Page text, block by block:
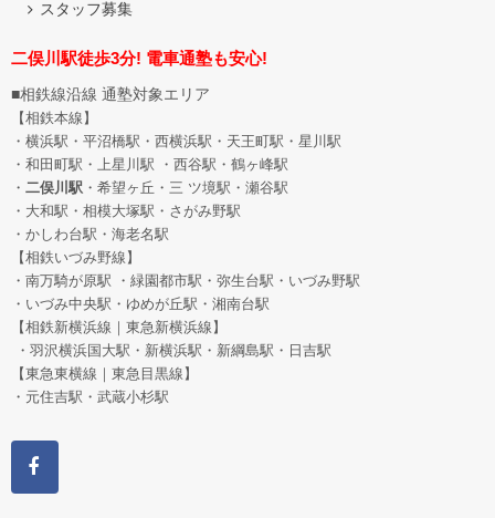
スタッフ募集
二俣川駅徒歩3分! 電車通塾も安心!
■相鉄線沿線 通塾対象エリア
【相鉄本線】
・横浜駅・平沼橋駅・西横浜駅・天王町駅・星川駅
・和田町駅 ・上星川駅 ・西谷駅・鶴ヶ峰駅
・ 二俣川駅 ・希望ヶ丘 ・三 ツ境駅・瀬谷駅
・大和駅・相模大塚駅・さがみ野駅
・かしわ台駅・海老名駅
【相鉄いづみ野線】
・南万騎が原駅 ・緑園都市駅・弥生台駅・いづみ野駅
・いづみ中央駅・ゆめが丘駅・湘南台駅
【相鉄新横浜線｜東急新横浜線】
・羽沢横浜国大駅・新横浜駅・新綱島駅・日吉駅
【東急東横線｜東急目黒線】
・元住吉駅・武蔵小杉駅